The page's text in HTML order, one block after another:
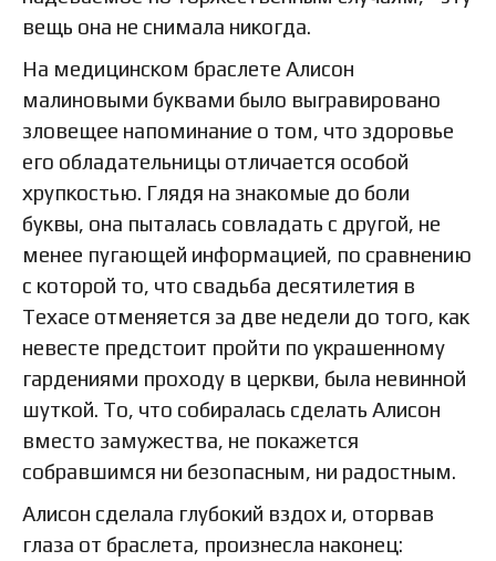
вещь она не снимала никогда.
На медицинском браслете Алисон
малиновыми буквами было выгравировано
зловещее напоминание о том, что здоровье
его обладательницы отличается особой
хрупкостью. Глядя на знакомые до боли
буквы, она пыталась совладать с другой, не
менее пугающей информацией, по сравнению
с которой то, что свадьба десятилетия в
Техасе отменяется за две недели до того, как
невесте предстоит пройти по украшенному
гардениями проходу в церкви, была невинной
шуткой. То, что собиралась сделать Алисон
вместо замужества, не покажется
собравшимся ни безопасным, ни радостным.
Алисон сделала глубокий вздох и, оторвав
глаза от браслета, произнесла наконец: